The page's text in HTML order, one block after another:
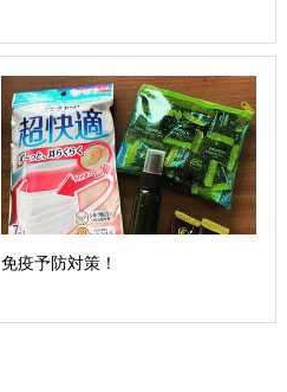
免疫予防対策！